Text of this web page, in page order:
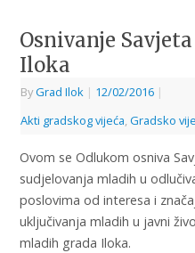
Osnivanje
Iloka
ByGrad Ilok | 12/02/2016 |
Akti gradskog vijeća, Gradsko
Ovom se Odlukom osniva
sudjelovanja mladih u
poslovima od interesa i
uključivanja mladih u javni
mladih grada Iloka.